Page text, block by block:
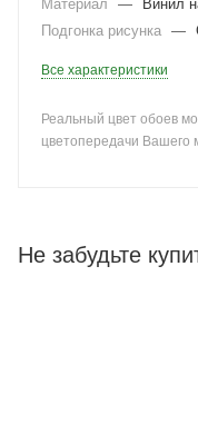
Материал
—
Винил
Подгонка рисунка —
Все характеристики
Реальный цвет обоев
цветопередачи Вашего
Не забудьте